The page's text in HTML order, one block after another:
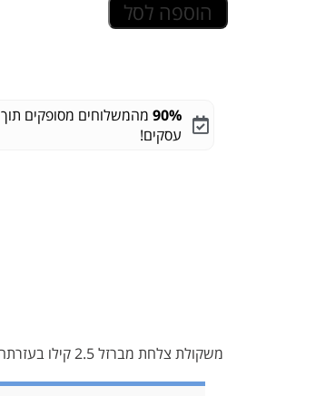
הוספה לסל
90% מהמשלוחים מסופקים תוך
עסקים!
משקולת צלחת מברזל 2.5 קילו בעזרתה ניתן להוסיף משקל למוט משקולות על מנת להפוך את האימון למאתגר ואפקטיבי יותר.